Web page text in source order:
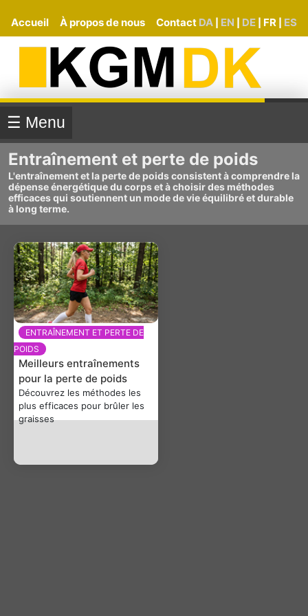
Accueil À propos de nous Contact DA EN DE FR ES
☰ Menu
Entraînement et perte de poids
L'entraînement et la perte de poids consistent à comprendre la
dépense énergétique du corps et à choisir des méthodes
efficaces qui soutiennent un mode de vie équilibré et durable
à long terme.
ENTRAÎNEMENT ET PERTE DE
POIDS
Meilleurs entraînements
pour la perte de poids
Découvrez les méthodes les
plus efficaces pour brûler les
graisses